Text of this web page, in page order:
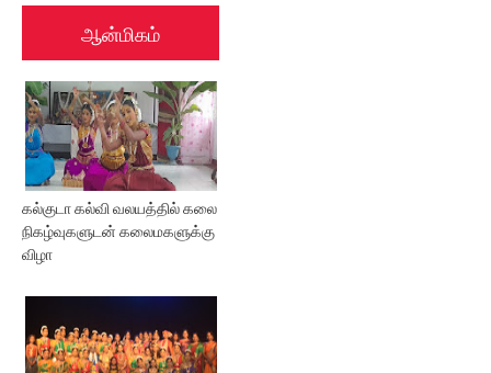
ஆன்மிகம்
கல்குடா கல்வி வலயத்தில் கலை
நிகழ்வுகளுடன் கலைமகளுக்கு
விழா